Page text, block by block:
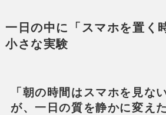
一日の中に「スマホを置く
小さな実験
「朝の時間はスマホを見な
が、一日の質を静かに変えた